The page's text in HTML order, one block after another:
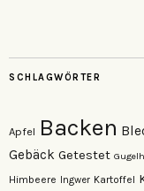
SCHLAGWÖRTER
Apfel Backen
Gebäck Getestet
Himbeere Ingwer Kartoffel